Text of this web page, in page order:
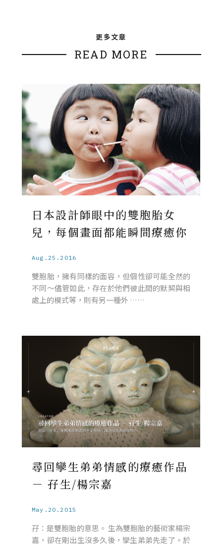
更多文章
READ MORE
日本設計師眼中的雙胞胎女
兒，每個畫面都能瞬間療癒你
Aug.25.2016
雙胞胎，擁有同樣的面容，但個性卻可能全然的
不同～儘管如此，存在於他們彼此間的默契與相
處上的模式等，則有另一種外 ……
尋回孿生弟弟情感的療癒作品
－ 孖生/楊宗嘉
May.20.2015
孖：是雙胞胎的意思。 生為雙胞胎的藝術家楊宗
嘉，卻在剛出生沒多久後，孿生弟弟先走了。於